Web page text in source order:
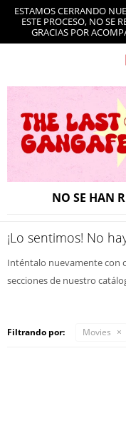
ESTAMOS CERRANDO
ESTE PROCESO, NO SE
GRACIAS POR
NO SE HAN
¡Lo sentimos! No
Inténtalo nuevamente con
secciones de nuestro
Filtrando por: Movies